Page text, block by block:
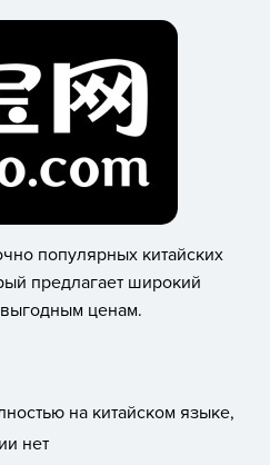
популярных китайских
предлагает широкий
ценам.
на китайском языке,
нет